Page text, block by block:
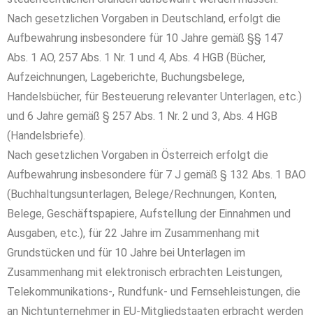
Nach gesetzlichen Vorgaben in Deutschland, erfolgt die
Aufbewahrung insbesondere für 10 Jahre gemäß §§ 147
Abs. 1 AO, 257 Abs. 1 Nr. 1 und 4, Abs. 4 HGB (Bücher,
Aufzeichnungen, Lageberichte, Buchungsbelege,
Handelsbücher, für Besteuerung relevanter Unterlagen, etc.)
und 6 Jahre gemäß § 257 Abs. 1 Nr. 2 und 3, Abs. 4 HGB
(Handelsbriefe).
Nach gesetzlichen Vorgaben in Österreich erfolgt die
Aufbewahrung insbesondere für 7 J gemäß § 132 Abs. 1 BAO
(Buchhaltungsunterlagen, Belege/Rechnungen, Konten,
Belege, Geschäftspapiere, Aufstellung der Einnahmen und
Ausgaben, etc.), für 22 Jahre im Zusammenhang mit
Grundstücken und für 10 Jahre bei Unterlagen im
Zusammenhang mit elektronisch erbrachten Leistungen,
Telekommunikations-, Rundfunk- und Fernsehleistungen, die
an Nichtunternehmer in EU-Mitgliedstaaten erbracht werden